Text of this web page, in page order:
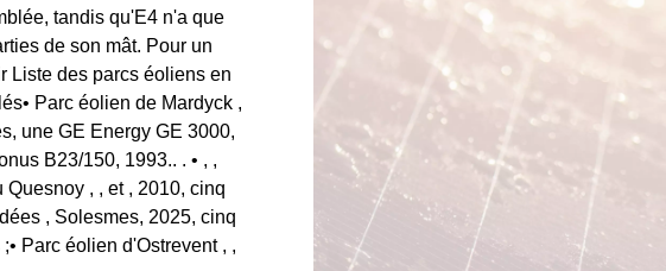
tandis qu'E4 n'a que
de son mât. Pour un
Liste des parcs éoliens en
Parc éolien de Mardyck ,
une GE Energy GE 3000,
B23/150, 1993.. . • , ,
, , et , 2010, cinq
, Solesmes, 2025, cinq
Parc éolien d'Ostrevent , ,